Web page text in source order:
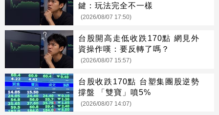
鍵：玩法完全不一樣
(2026/08/07 17:50)
台股開高走低收跌170點 網見外
資操作嘆：要反轉了嗎？
(2026/08/07 15:57)
台股收跌170點 台塑集團股逆勢
撐盤 「雙寶」噴5%
(2026/08/07 14:07)